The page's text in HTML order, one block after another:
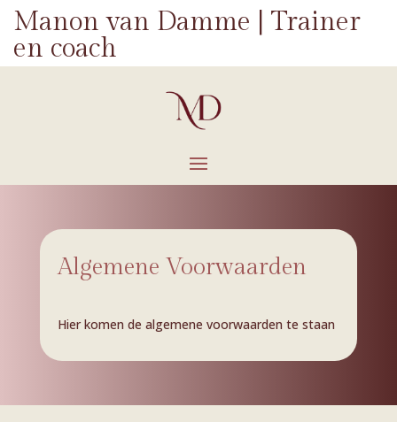
Manon van Damme | Trainer
en coach
Algemene Voorwaarden
Hier komen de algemene voorwaarden te staan